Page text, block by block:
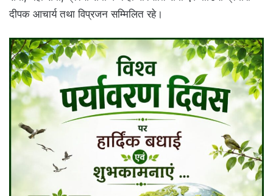
दीपक आचार्य तथा विप्रजन सम्मिलित रहे।